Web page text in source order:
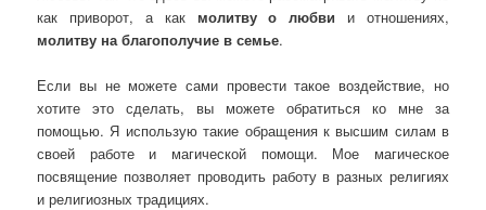
как приворот, а как молитву о любви и отношениях,
молитву на благополучие в семье.
Если вы не можете сами провести такое воздействие, но
хотите это сделать, вы можете обратиться ко мне за
помощью. Я использую такие обращения к высшим силам в
своей работе и магической помощи. Мое магическое
посвящение позволяет проводить работу в разных религиях
и религиозных традициях.